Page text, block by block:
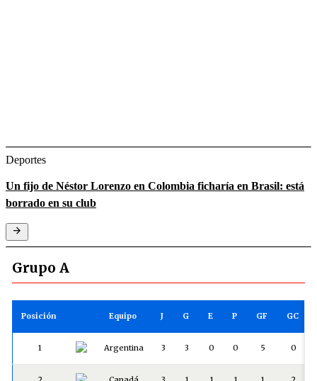
Deportes
Un fijo de Néstor Lorenzo en Colombia ficharía en Brasil: está
borrado en su club